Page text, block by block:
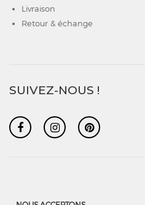
Livraison
Retour & échange
SUIVEZ-NOUS !